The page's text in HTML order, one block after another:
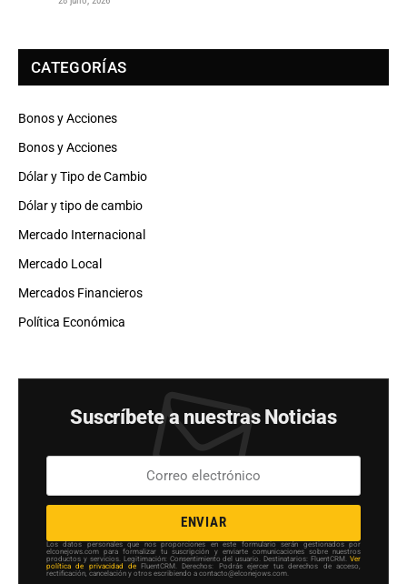
CATEGORÍAS
Bonos y Acciones
Bonos y Acciones
Dólar y Tipo de Cambio
Dólar y tipo de cambio
Mercado Internacional
Mercado Local
Mercados Financieros
Política Económica
Suscríbete a nuestras Noticias
ENVIAR
Los datos personales que nos proporciones en este formulario serán gestionados por
elconejows.com para formalizar tu suscripción y enviarte comunicaciones sobre nuestros
productos y servicios. Legitimación: Consentimiento del usuario. Destinatarios: FluentCRM. Ver
política de privacidad de FluentCRM. Derechos: Podrás ejercer tus derechos de acceso,
rectificación, cancelación y otros escribiendo a contacto@elconejows.com.